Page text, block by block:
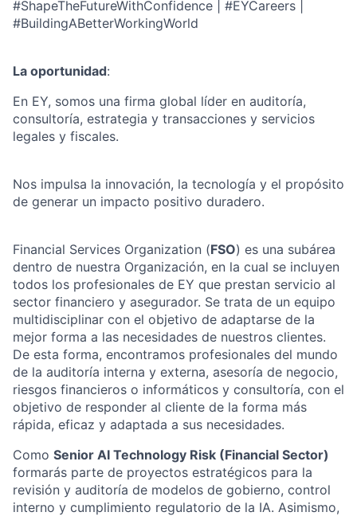
#ShapeTheFutureWithConfidence | #EYCareers |
#BuildingABetterWorkingWorld
La oportunidad:
En EY, somos una firma global líder en auditoría,
consultoría, estrategia y transacciones y servicios
legales y fiscales.
Nos impulsa la innovación, la tecnología y el propósito
de generar un impacto positivo duradero.
Financial Services Organization (FSO) es una subárea
dentro de nuestra Organización, en la cual se incluyen
todos los profesionales de EY que prestan servicio al
sector financiero y asegurador. Se trata de un equipo
multidisciplinar con el objetivo de adaptarse de la
mejor forma a las necesidades de nuestros clientes.
De esta forma, encontramos profesionales del mundo
de la auditoría interna y externa, asesoría de negocio,
riesgos financieros o informáticos y consultoría, con el
objetivo de responder al cliente de la forma más
rápida, eficaz y adaptada a sus necesidades.
Como Senior AI Technology Risk (Financial Sector)
formarás parte de proyectos estratégicos para la
revisión y auditoría de modelos de gobierno, control
interno y cumplimiento regulatorio de la IA. Asimismo,